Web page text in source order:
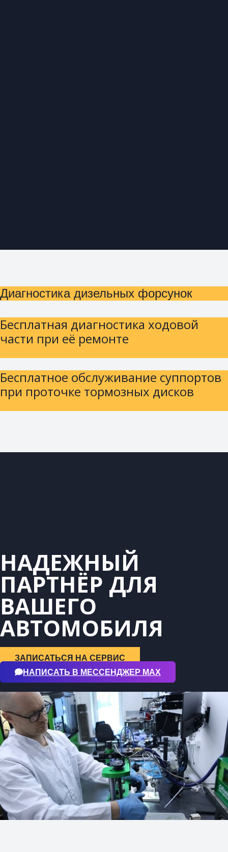
Диагностика дизельных форсунок
Бесплатная диагностика ходовой
части при её ремонте
Бесплатное обслуживание суппортов
при проточке тормозных дисков
НАДЕЖНЫЙ
ПАРТНЁР ДЛЯ
ВАШЕГО
АВТОМОБИЛЯ
ЗАПИСАТЬСЯ НА СЕРВИС
НАПИСАТЬ В МЕССЕНДЖЕР МАХ